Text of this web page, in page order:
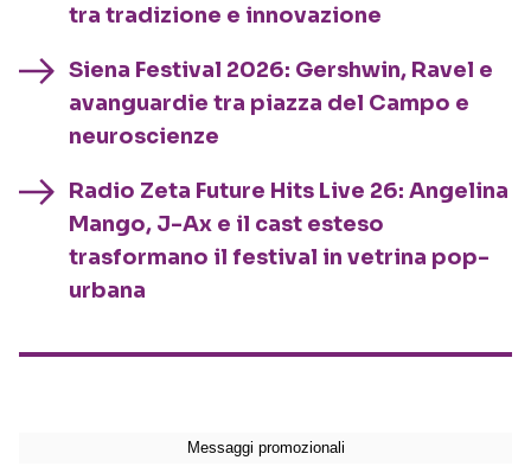
tra tradizione e innovazione
Siena Festival 2026: Gershwin, Ravel e
avanguardie tra piazza del Campo e
neuroscienze
Radio Zeta Future Hits Live 26: Angelina
Mango, J-Ax e il cast esteso
trasformano il festival in vetrina pop-
urbana